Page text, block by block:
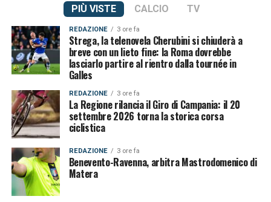
PIÙ VISTE CALCIO TV
REDAZIONE 3 ore fa
Strega, la telenovela Cherubini si chiuderà a
breve con un lieto fine: la Roma dovrebbe
lasciarlo partire al rientro dalla tournée in
Galles
REDAZIONE 3 ore fa
La Regione rilancia il Giro di Campania: il 20
settembre 2026 torna la storica corsa
ciclistica
REDAZIONE 3 ore fa
Benevento-Ravenna, arbitra Mastrodomenico di
Matera